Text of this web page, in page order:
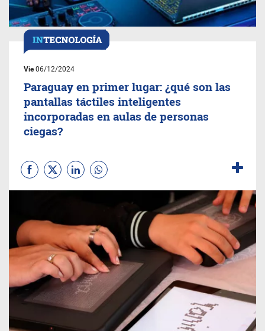
Vie06/12/2024
Paraguay en primer lugar: ¿qué son las
pantallas táctiles inteligentes
incorporadas en aulas de personas
ciegas?